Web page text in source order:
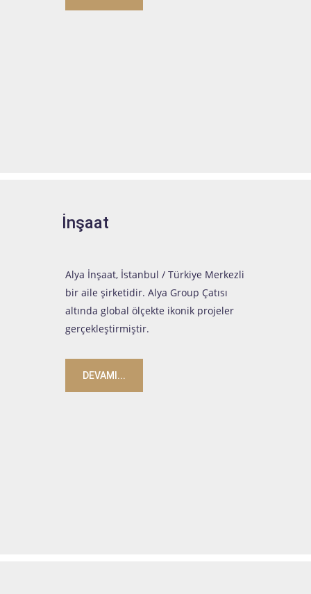
İnşaat
Alya İnşaat, İstanbul / Türkiye Merkezli
bir aile şirketidir. Alya Group Çatısı
altında global ölçekte ikonik projeler
gerçekleştirmiştir.
DEVAMI...